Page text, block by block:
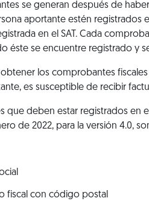
se generan después de
aportante estén registrados
en el SAT. Cada
éste se encuentre registrado y
los comprobantes
es susceptible de recibir
que deben estar registrados en
de 2022, para la versión 4.0,
fiscal con código postal